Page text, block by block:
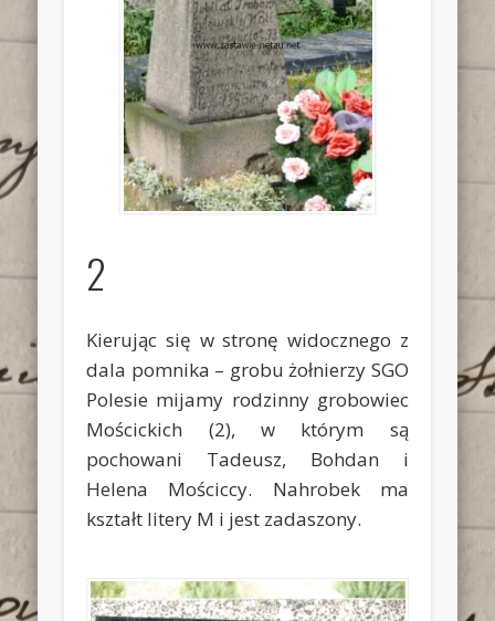
2
Kierując się w stronę widocznego z
dala pomnika – grobu żołnierzy SGO
Polesie mijamy rodzinny grobowiec
Mościckich (2), w którym są
pochowani Tadeusz, Bohdan i
Helena Mościccy. Nahrobek ma
kształt litery M i jest zadaszony.